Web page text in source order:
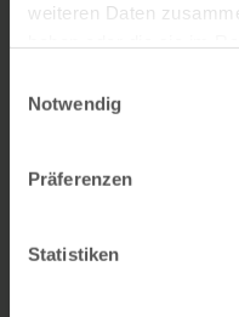
weiteren Daten
Notwendig
Präferenzen
Statistiken